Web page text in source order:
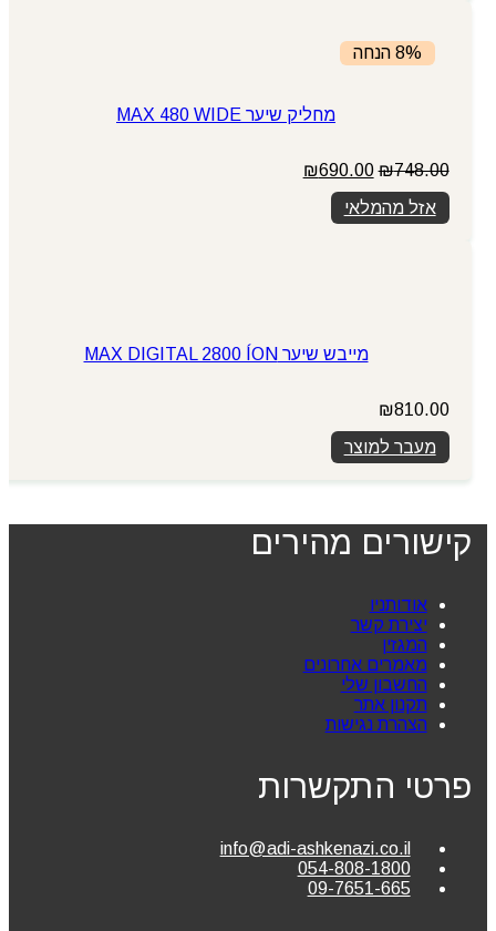
8% הנחה
מחליק שיער MAX 480 WIDE
₪748.00
המחיר
המקורי
היה:
₪748.00.
₪690.00
אזל מהמלאי
מייבש שיער MAX DIGITAL 2800 ÍON
₪810.00
מעבר למוצר
קישורים מהירים
אודותניו
יצירת קשר
המגזין
מאמרים אחרונים
החשבון שלי
תקנון אתר
הצהרת נגישות
פרטי התקשרות
info@adi-ashkenazi.co.il
054-808-1800
09-7651-665